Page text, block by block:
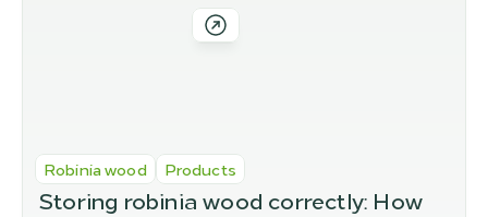
Robinia wood Products
Storing robinia wood correctly: How